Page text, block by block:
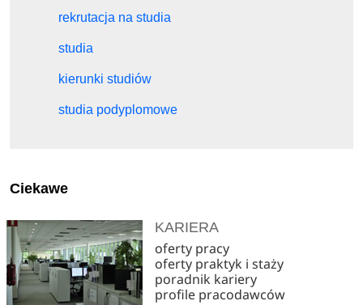
rekrutacja na studia
studia
kierunki studiów
studia podyplomowe
Ciekawe
KARIERA
oferty pracy
oferty praktyk i staży
poradnik kariery
profile pracodawców